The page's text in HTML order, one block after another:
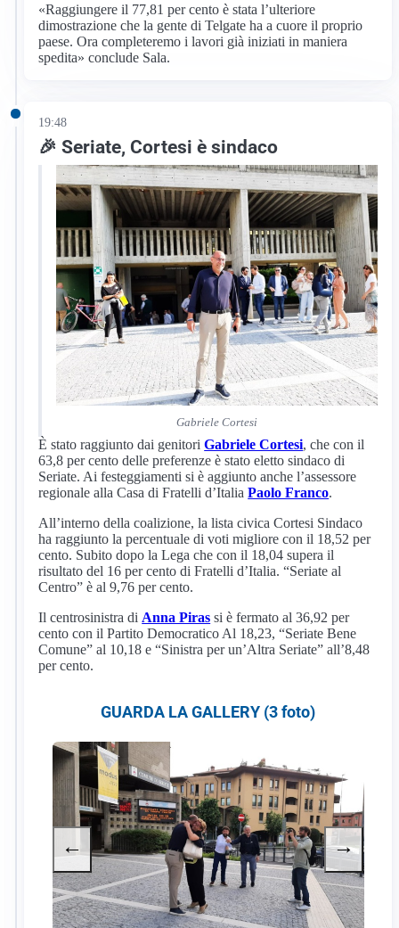
«Raggiungere il 77,81 per cento è stata l’ulteriore
dimostrazione che la gente di Telgate ha a cuore il proprio
paese. Ora completeremo i lavori già iniziati in maniera
spedita» conclude Sala.
19:48
🎉 Seriate, Cortesi è sindaco
Gabriele Cortesi
È stato raggiunto dai genitoriGabriele Cortesi, che con il
63,8 per cento delle preferenze è stato eletto sindaco di
Seriate. Ai festeggiamenti si è aggiunto anche l’assessore
regionale alla Casa di Fratelli d’ItaliaPaolo Franco.
All’interno della coalizione, la lista civica Cortesi Sindaco
ha raggiunto la percentuale di voti migliore con il 18,52 per
cento. Subito dopo la Lega che con il 18,04 supera il
risultato del 16 per cento di Fratelli d’Italia. “Seriate al
Centro” è al 9,76 per cento.
Il centrosinistra diAnna Piras si è fermato al 36,92 per
cento con il Partito Democratico Al 18,23, “Seriate Bene
Comune” al 10,18 e “Sinistra per un’Altra Seriate” all’8,48
per cento.
GUARDA LA GALLERY (3 foto)
← →